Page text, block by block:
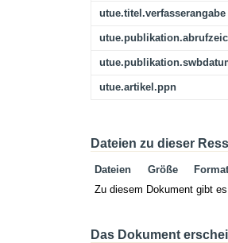
utue.titel.verfasserangabe
utue.artikel.ppn
Dateien zu dieser
Dateien Größe
Format
Zu diesem Dokument gibt
Das Dokument